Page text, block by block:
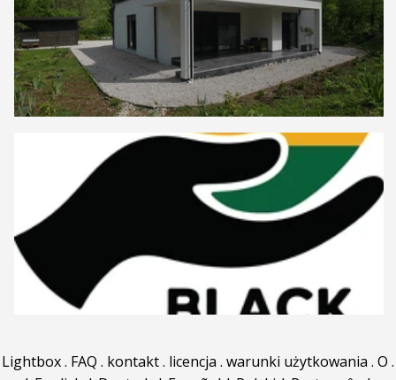
Lightbox. FAQ . kontakt. licencja . warunki użytkowania . O .